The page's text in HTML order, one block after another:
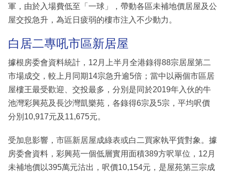
軍，由於入場費低至「一球」，帶動各區未補地價居屋及公
屋交投急升，為近日疲弱的樓市注入不少動力。
白居二專吼市區新居屋
據根房委會資料統計，12月上半月全港錄得88宗居屋第二
市場成交，較上月同期14宗急升逾5倍；當中以兩個市區居
屋樓王最受歡迎、交投最多，分別是同於2019年入伙的牛
池灣彩興苑及長沙灣凱樂苑，各錄得6宗及5宗，平均呎價
分別10,917元及11,675元。
受加息影響，市區新居屋成綠表或白二買家執平貨對象。據
房委會資料，彩興苑一個低層實用面積389方呎單位，12月
未補地價以395萬元沽出，呎價10,154元，是屋苑第三宗成